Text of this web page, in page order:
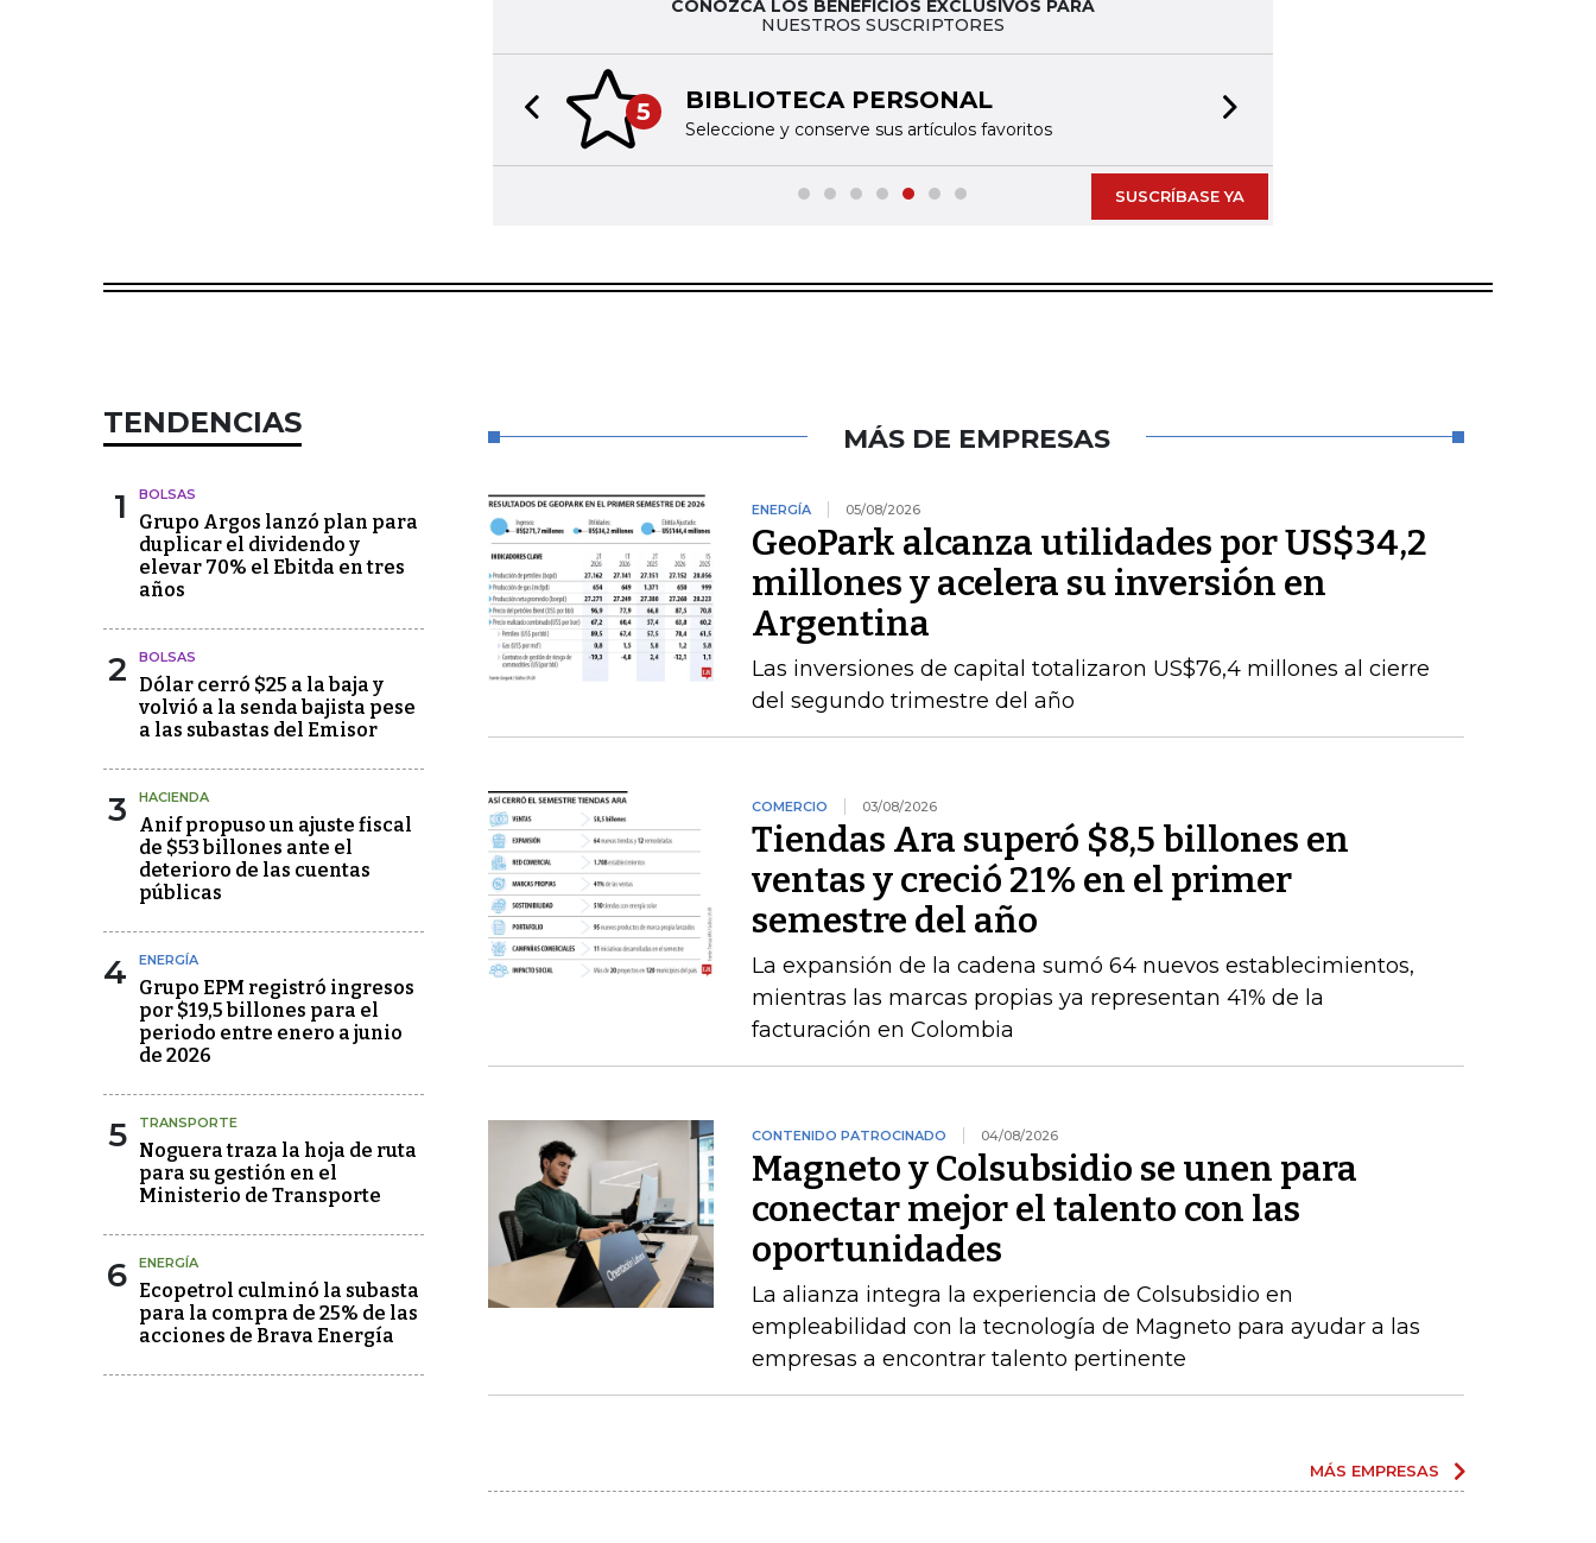
CONOZCA LOS BENEFICIOS EXCLUSIVOS PARA
NUESTROS SUSCRIPTORES
5 BIBLIOTECA PERSONAL
Seleccione y conserve sus artículos favoritos
Previous slide
SUSCRÍBASE YA
TENDENCIAS
1 BOLSAS
Grupo Argos lanzó plan para
duplicar el dividendo y
elevar 70% el Ebitda en tres
años
2 BOLSAS
Dólar cerró $25 a la baja y
volvió a la senda bajista pese
a las subastas del Emisor
3 HACIENDA
Anif propuso un ajuste fiscal
de $53 billones ante el
deterioro de las cuentas
públicas
4 ENERGÍA
Grupo EPM registró ingresos
por $19,5 billones para el
periodo entre enero a junio
de 2026
5 TRANSPORTE
Noguera traza la hoja de ruta
para su gestión en el
Ministerio de Transporte
6 ENERGÍA
Ecopetrol culminó la subasta
para la compra de 25% de las
acciones de Brava Energía
MÁS DE EMPRESAS
ENERGÍA 05/08/2026
GeoPark alcanza utilidades por US$34,2
millones y acelera su inversión en
Argentina
Las inversiones de capital totalizaron US$76,4 millones al cierre
del segundo trimestre del año
COMERCIO 03/08/2026
Tiendas Ara superó $8,5 billones en
ventas y creció 21% en el primer
semestre del año
La expansión de la cadena sumó 64 nuevos establecimientos,
mientras las marcas propias ya representan 41% de la
facturación en Colombia
CONTENIDO PATROCINADO 04/08/2026
Magneto y Colsubsidio se unen para
conectar mejor el talento con las
oportunidades
La alianza integra la experiencia de Colsubsidio en
empleabilidad con la tecnología de Magneto para ayudar a las
empresas a encontrar talento pertinente
MÁS EMPRESAS